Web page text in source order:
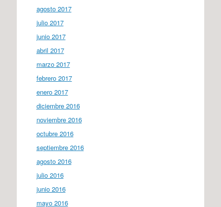
agosto 2017
julio 2017
junio 2017
abril 2017
marzo 2017
febrero 2017
enero 2017
diciembre 2016
noviembre 2016
octubre 2016
septiembre 2016
agosto 2016
julio 2016
junio 2016
mayo 2016